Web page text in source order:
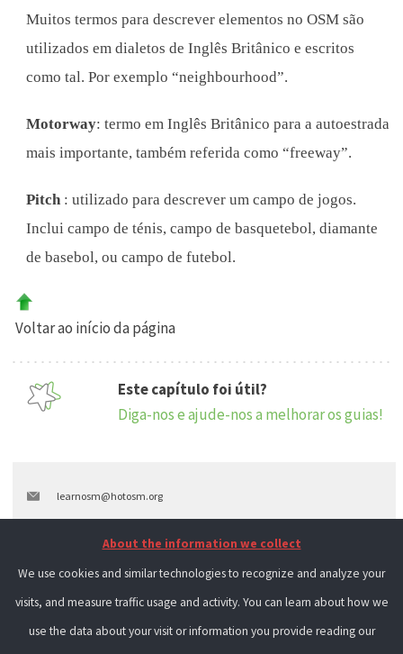
Muitos termos para descrever elementos no OSM são
utilizados em dialetos de Inglês Britânico e escritos
como tal. Por exemplo “neighbourhood”.
Motorway: termo em Inglês Britânico para a autoestrada
mais importante, também referida como “freeway”.
Pitch : utilizado para descrever um campo de jogos.
Inclui campo de ténis, campo de basquetebol, diamante
de basebol, ou campo de futebol.
Voltar ao início da página
Este capítulo foi útil?
Diga-nos e ajude-nos a melhorar os guias!
learnosm@hotosm.org
OfficialHOT OSMlearning materials
About the information we collect
We use cookies and similar technologies to recognize and analyze your
visits, and measure traffic usage and activity. You can learn about how we
use the data about your visit or information you provide reading our